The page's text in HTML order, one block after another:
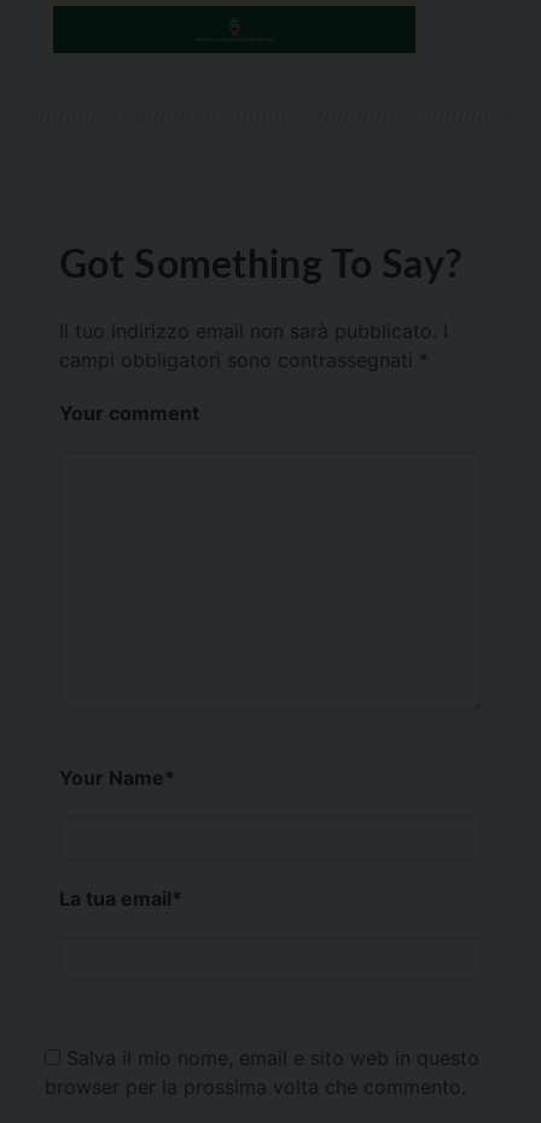
Got Something To Say?
Il tuo indirizzo email non sarà pubblicato.
campi obbligatori sono contrassegnati *
Your comment
Your Name*
La tua email*
Salva il mio nome, email e sito web in questo
browser per la prossima volta che commento.